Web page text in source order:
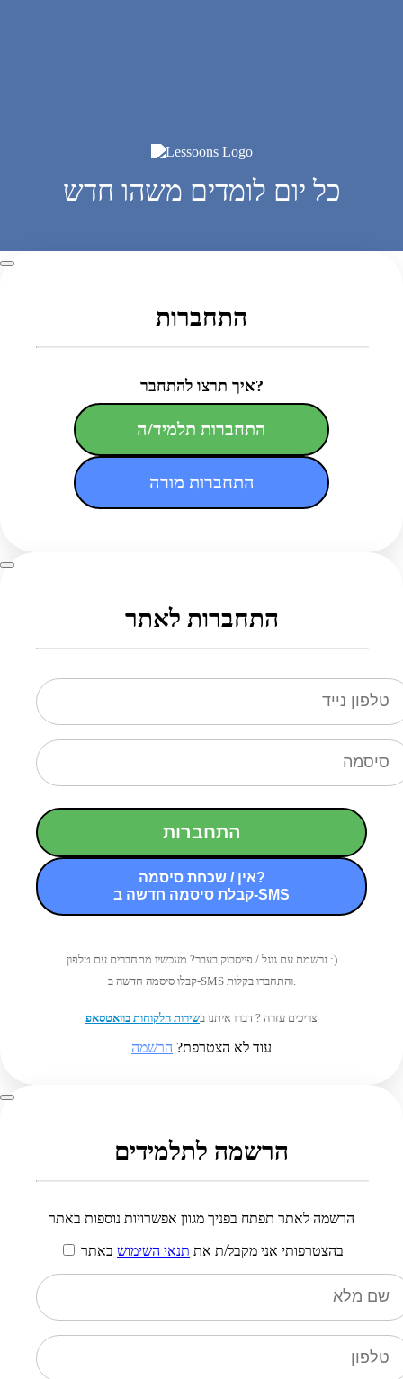
כל יום לומדים משהו חדש
התחברות
איך תרצו להתחבר?
התחברות תלמיד/ה
התחברות מורה
התחברות לאתר
התחברות
אין / שכחת סיסמה?
קבלת סיסמה חדשה ב-SMS
נרשמת עם גוגל / פייסבוק בעבר? מעכשיו מתחברים עם טלפון :)
קבלו סיסמה חדשה ב-SMS והתחברו בקלות.
צריכים עזרה ? דברו איתנו בשירות הלקוחות בוואטסאפ
עוד לא הצטרפת? הרשמה
הרשמה לתלמידים
הרשמה לאתר תפתח בפניך מגוון אפשרויות נוספות באתר
בהצטרפותי אני מקבל/ת את תנאי השימוש באתר